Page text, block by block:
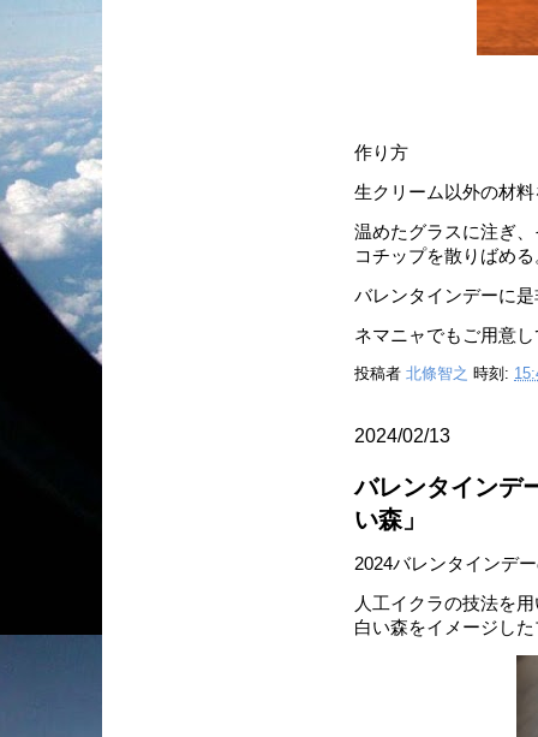
作り方
生クリーム以外の材
温めたグラスに注ぎ
コチップを散りばめる
バレンタインデーに
ネマニャでもご用意
投稿者 北條智之 時刻:
2024/02/13
バレンタインデ
い森」
2024バレンタインデ
人工イクラの技法を
白い森をイメージし